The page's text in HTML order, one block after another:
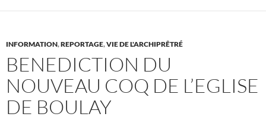
INFORMATION,REPORTAGE,VIE DE L'ARCHIPRÊTRÉ
BENEDICTION DU
NOUVEAU COQ DE L’EGLISE
DE BOULAY